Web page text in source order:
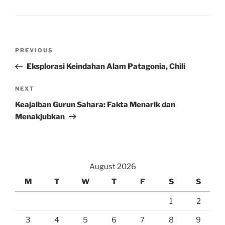
Previous
Post
PREVIOUS
Eksplorasi Keindahan Alam Patagonia, Chili
Next
Post
NEXT
Keajaiban Gurun Sahara: Fakta Menarik dan
Menakjubkan
August 2026
M
T W T F S S
1 2
3 4 5 6 7 8 9